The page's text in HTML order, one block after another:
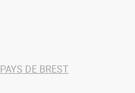
PAYS DE BREST